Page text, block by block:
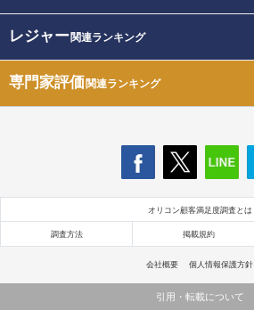
レジャー関連ランキング
専門家評価関連ランキング
オリコン顧客満足度調査とは
調査方法 掲載規約
会社概要 個人情報保護方針
引用・転載について